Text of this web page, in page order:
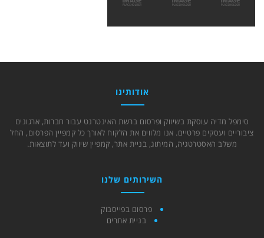
אודותינו
סימפל מדיה עוסקת בשיווק ופרסום ברשת האינטרנט עבור חברות, ארגונים
ציבוריים ועסקים פרטיים. אנו מלווים את הלקוח לאורך כל קמפיין הפרסום, החל
משלב האסטרטגיה, המיתוג, בניית אתר, קמפיין שיווק ועד לתוצאות.
השירותים שלנו
פרסום בפייסבוק
בניית אתרים